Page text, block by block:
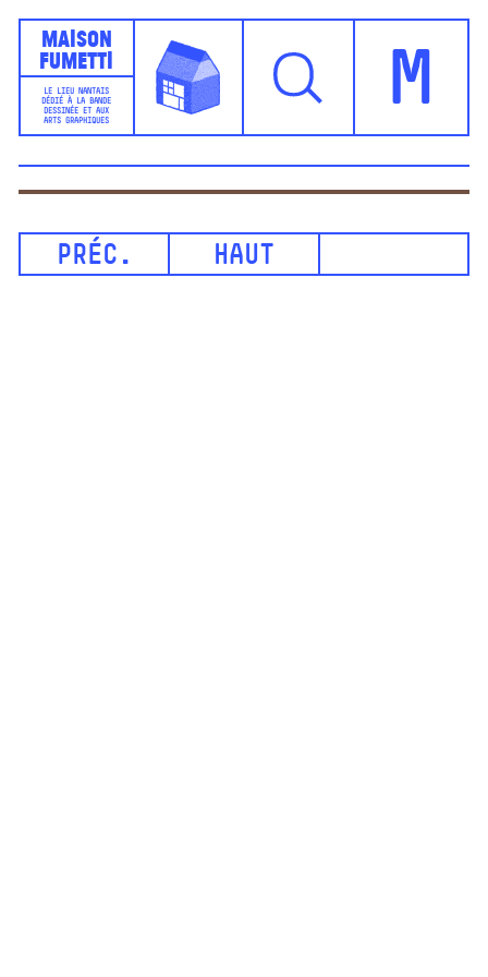
Maison
Fumetti
LE LIEU NANTAIS
DÉDIÉ À LA BANDE
DESSINÉE ET AUX
ARTS GRAPHIQUES
M
PRÉC. HAUT